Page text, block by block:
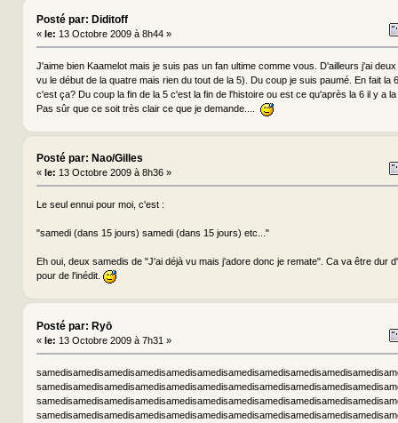
Posté par: Diditoff
« le: 13 Octobre 2009 à 8h44 »
J'aime bien Kaamelot mais je suis pas un fan ultime comme vous. D'ailleurs j'ai
vu le début de la quatre mais rien du tout de la 5). Du coup je suis paumé. En fait la
c'est ça? Du coup la fin de la 5 c'est la fin de l'histoire ou est ce qu'après la 6 il y a
Pas sûr que ce soit très clair ce que je demande....
Posté par: Nao/Gilles
« le: 13 Octobre 2009 à 8h36 »
Le seul ennui pour moi, c'est :
"samedi (dans 15 jours) samedi (dans 15 jours) etc..."
Eh oui, deux samedis de "J'ai déjà vu mais j'adore donc je remate". Ca va être dur
pour de l'inédit.
Posté par: Ryō
« le: 13 Octobre 2009 à 7h31 »